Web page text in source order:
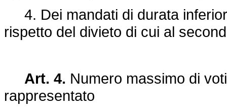
4. Dei mandati di durata
rispetto del divieto di cui al
Art. 4. Numero massimo di
rappresentato